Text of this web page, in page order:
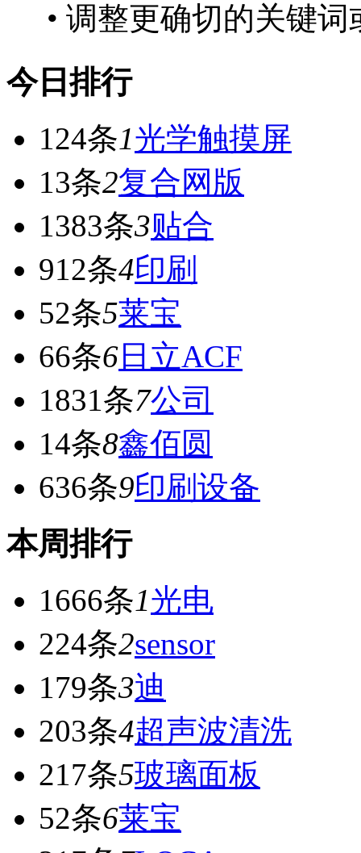
• 调整更确切的关键
今日排行
124条1光学触摸屏
13条2复合网版
1383条3贴合
912条4印刷
52条5莱宝
66条6 日立ACF
1831条7公司
14条8鑫佰圆
636条9印刷设备
本周排行
1666条1光电
224条2sensor
179条3迪
203条4超声波清洗
217条5玻璃面板
52条6莱宝